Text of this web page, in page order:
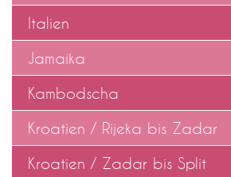
Italien
Jamaika
Kambodscha
Kroatien / Rijeka bis Zadar
Kroatien / Zadar bis Split